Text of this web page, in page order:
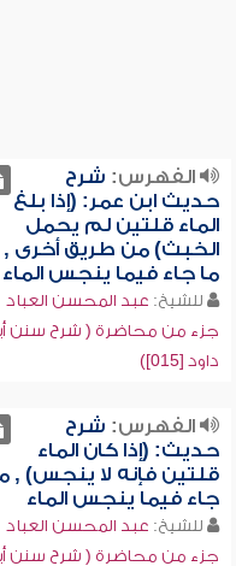
الفهرس: شرح
حديث ابن عمر: (إذا بلغ
الماء قلتين لم يحمل
الخبث) من طريق أخرى ,
ما جاء فيما ينجس الماء
للشيخ: عبد المحسن العباد
جزء من محاضرة ( شرح سنن
داود [015])
الفهرس: شرح
حديث: (إذا كان الماء
قلتين فإنه لا ينجس) ,
جاء فيما ينجس الماء
للشيخ: عبد المحسن العباد
جزء من محاضرة ( شرح سنن